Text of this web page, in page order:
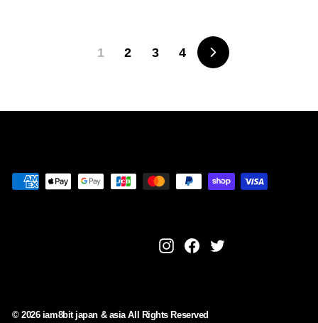
8
0
1 2 3 4
다
Instagram
Facebook
Twitter
© 2026 iam8bit japan & asia All Rights Reserved